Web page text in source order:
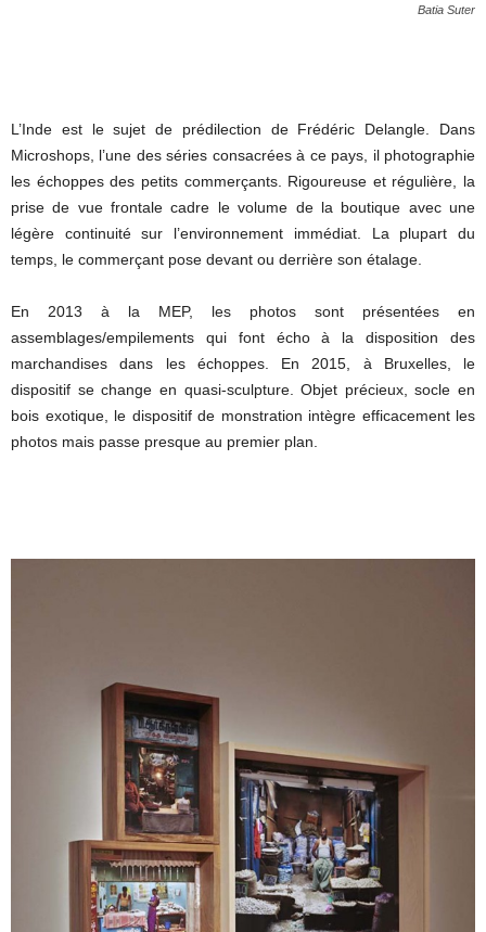
Batia Suter
L’Inde est le sujet de prédilection de Frédéric Delangle. Dans
Microshops, l’une des séries consacrées à ce pays, il photographie
les échoppes des petits commerçants. Rigoureuse et régulière, la
prise de vue frontale cadre le volume de la boutique avec une
légère continuité sur l’environnement immédiat. La plupart du
temps, le commerçant pose devant ou derrière son étalage.
En 2013 à la MEP, les photos sont présentées en
assemblages/empilements qui font écho à la disposition des
marchandises dans les échoppes. En 2015, à Bruxelles, le
dispositif se change en quasi-sculpture. Objet précieux, socle en
bois exotique, le dispositif de monstration intègre efficacement les
photos mais passe presque au premier plan.